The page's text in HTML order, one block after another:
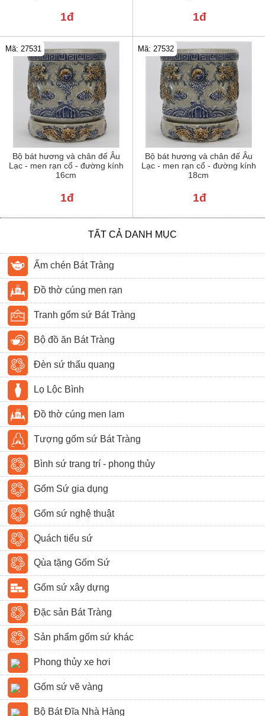
1đ 1đ
Bộ bát hương và chân đế Âu
Lạc - men rạn cổ - đường kính
16cm
Mã: 27531
1đ
Bộ bát hương và chân đế Âu
Lạc - men rạn cổ - đường kính
18cm
Mã: 27532
1đ
TẤT CẢ DANH MỤC
Ấm chén Bát Tràng
Đồ thờ cúng men rạn
Tranh gốm sứ Bát Tràng
Bộ đồ ăn Bát Tràng
Đèn sứ thấu quang
Lọ Lộc Bình
Đồ thờ cúng men lam
Tượng gốm sứ Bát Tràng
Bình sứ trang trí - phong thủy
Gốm Sứ gia dụng
Gốm sứ nghệ thuật
Quách tiểu sứ
Qùa tặng Gốm Sứ
Gốm sứ xây dựng
Đặc sản Bát Tràng
Sản phẩm gốm sứ khác
Phong thủy xe hơi
Gốm sứ vẽ vàng
Bộ Bát Đĩa Nhà Hàng